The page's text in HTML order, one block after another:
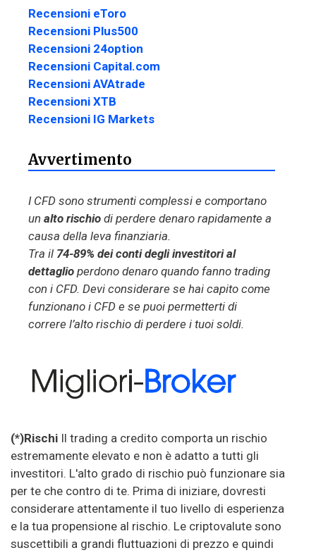
Recensioni eToro
Recensioni Plus500
Recensioni 24option
Recensioni Capital.com
Recensioni AVAtrade
Recensioni XTB
Recensioni IG Markets
Avvertimento
I CFD sono strumenti complessi e comportano
un alto rischio di perdere denaro rapidamente a
causa della leva finanziaria.
Tra il 74-89% dei conti degli investitori al
dettaglio perdono denaro quando fanno trading
con i CFD. Devi considerare se hai capito come
funzionano i CFD e se puoi permetterti di
correre l’alto rischio di perdere i tuoi soldi.
(*)Rischi Il trading a credito comporta un rischio
estremamente elevato e non è adatto a tutti gli
investitori. L'alto grado di rischio può funzionare sia
per te che contro di te. Prima di iniziare, dovresti
considerare attentamente il tuo livello di esperienza
e la tua propensione al rischio. Le criptovalute sono
suscettibili a grandi fluttuazioni di prezzo e quindi